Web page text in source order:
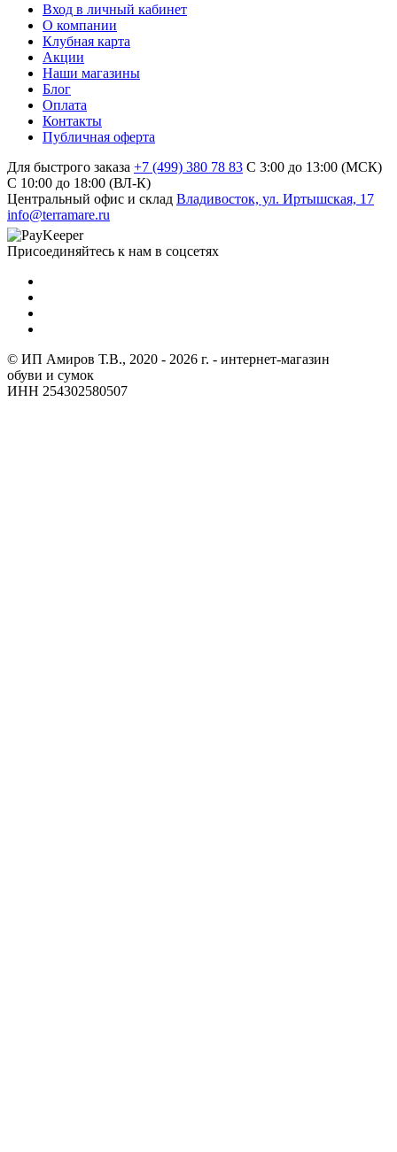
Вход в личный кабинет
О компании
Клубная карта
Акции
Наши магазины
Блог
Оплата
Контакты
Публичная оферта
Для быстрого заказа +7 (499) 380 78 83 С 3:00 до 13:00 (МСК)
C 10:00 до 18:00 (ВЛ-К)
Центральный офис и склад Владивосток, ул. Иртышская, 17
info@terramare.ru
Присоединяйтесь к нам в соцсетях
© ИП Амиров Т.В., 2020 - 2026 г. - интернет-магазин
обуви и сумок
ИНН 254302580507